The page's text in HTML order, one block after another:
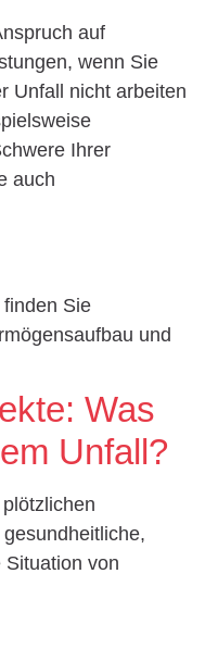
auf
wenn Sie
Unfall nicht arbeiten
Ihrer
auch
Sie
und
Was
Unfall?
von